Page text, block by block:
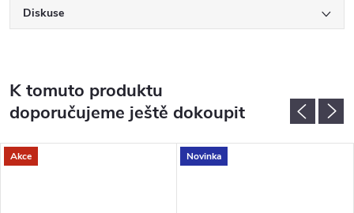
Diskuse
K tomuto produktu
doporučujeme ještě dokoupit
Akce Novinka